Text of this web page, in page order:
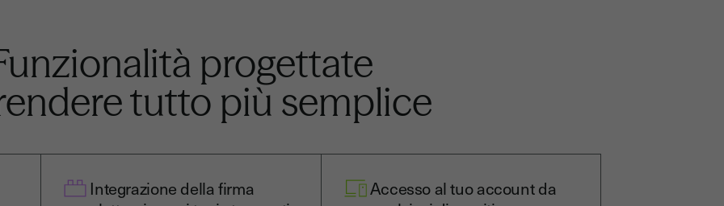
progettate
tutto più semplice
Integrazione della firma
Accesso al tuo account da